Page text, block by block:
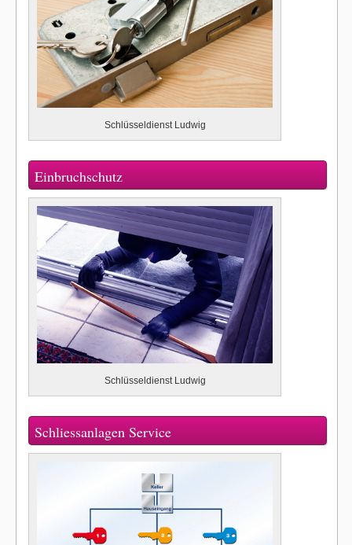
Schlüsseldienst Ludwig
Einbruchschutz
Schlüsseldienst Ludwig
Schliessanlagen Service